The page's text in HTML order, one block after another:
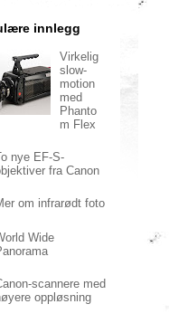
innlegg
Virkelig
slow-
motion
med
Phanto
m Flex
nye EF-S-
fra Canon
om infrarødt foto
Wide
scannere med
oppløsning